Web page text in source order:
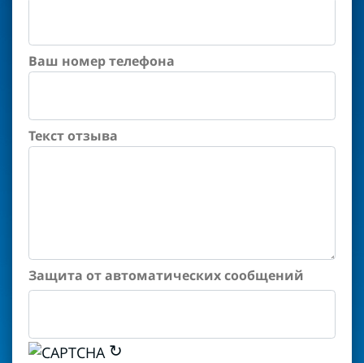
Ваш номер телефона
Текст отзыва
Защита от автоматических сообщений
↻